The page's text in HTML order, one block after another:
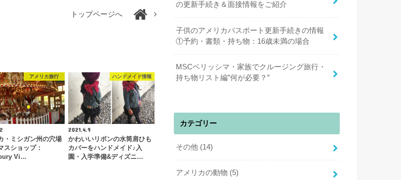
トップページへ
アメリカ旅行
・ミシガン州の穴場
スショップ：
Vi…
ハンドメイド情報
2021.4.9
かわいいリボンの水筒肩ひも
カバーをハンドメイド♪入
園・入学準備&ディズニ…
の更新手続き＆面接情報をご紹介
子供のアメリカパスポート更新手続きの情報
①予約・書類・持ち物：16歳未満の場合
MSCベリッシマ・家族でクルージング旅行・
持ち物リスト編”何が必要？”
カテゴリー
その他 (14)
アメリカの動物 (5)